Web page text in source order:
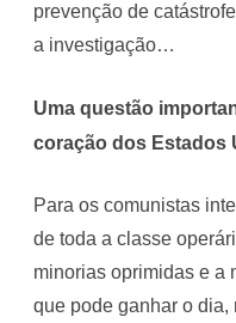
prevenção de
a investigação…
Uma questão
coração dos Estados
Para os comunistas
de toda a classe
minorias oprimidas e a
que pode ganhar o dia,